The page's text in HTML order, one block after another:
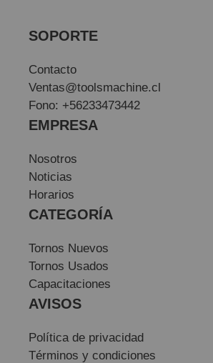
SOPORTE
Contacto
Ventas@toolsmachine.cl
Fono: +56233473442
EMPRESA
Nosotros
Noticias
Horarios
CATEGORÍA
Tornos Nuevos
Tornos Usados
Capacitaciones
AVISOS
Política de privacidad
Términos y condiciones